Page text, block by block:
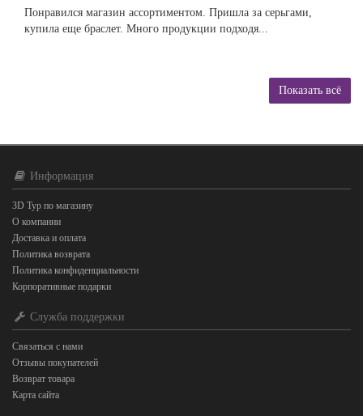
Понравился магазин ассортиментом. Пришла за серьгами,
купила еще браслет. Много продукции подходя...
Показать всё
Информация
3D Тур по магазину
О компании
Доставка и оплата
Политика возврата
Политика конфиденциальности
Корпоративные подарки
Служба поддержки
Связаться с нами
Отзывы покупателей
Возврат товара
Карта сайта